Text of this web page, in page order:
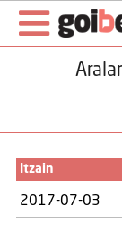
Itzain
2017-07-03